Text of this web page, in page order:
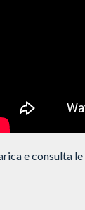
e consulta le